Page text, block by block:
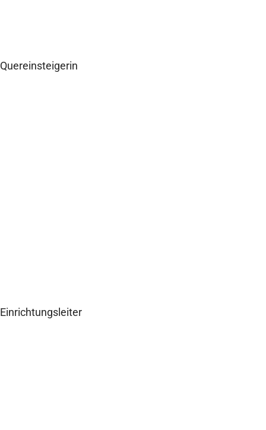
Quereinsteigerin
Einrichtungsleiter